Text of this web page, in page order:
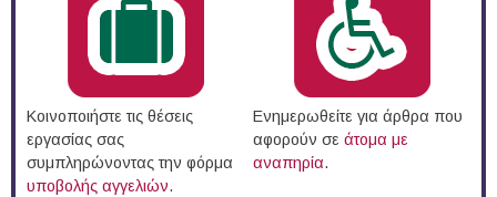
Κοινοποιήστε τις θέσεις
εργασίας σας
συμπληρώνοντας την φόρμα
υποβολής αγγελιών.
Ενημερωθείτε για άρθρα που
αφορούν σε άτομα με
αναπηρία.